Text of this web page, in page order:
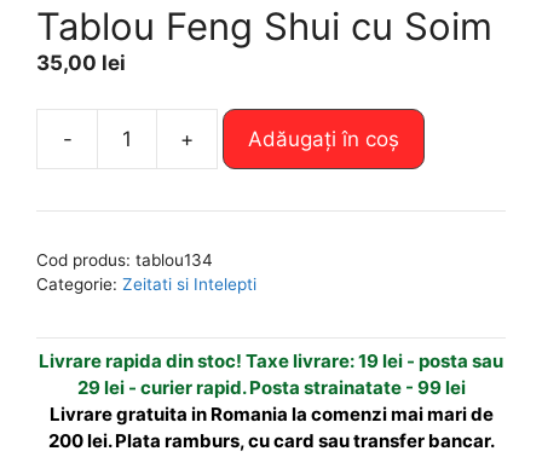
Tablou Feng Shui cu Soim
35,00 lei
-
Cantitate
Feng
cu
+ Adăugați în coș
e
n
t
i
Cod produs: tablou134
Categorie: Zeitati si Intelepti
Livrare rapida din stoc! Taxe livrare: 19 lei - posta sau
29 lei - curier rapid. Posta strainatate - 99 lei
Livrare gratuita in Romania la comenzi mai mari de
200 lei. Plata ramburs, cu card sau transfer bancar.